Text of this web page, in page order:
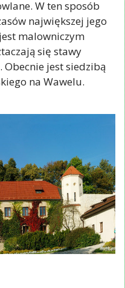
W ten sposób
największej jego
malowniczym
się stawy
Obecnie jest siedzibą
na Wawelu.